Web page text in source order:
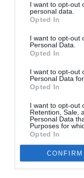
I want to opt-out
personal data.
Opted In
I want to opt-out
Personal Data.
Opted In
I want to opt-out
Personal Data
Opted In
I want to opt-out
Retention, Sale,
Personal Data
Purposes for
Opted In
CONFIRM
ben affleck
Divorced
— hunter
Κανείς δεν θα
τώρα που ο
αν εκείνος έχει
βίντεο
ξέρουν ότι
Την ίδια ώρα, ο